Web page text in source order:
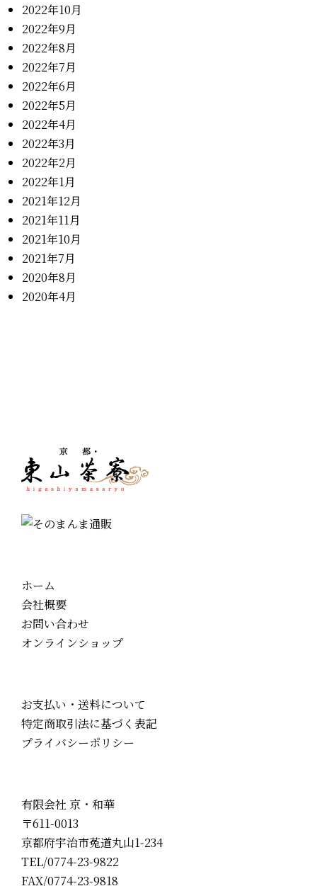
2022年10月
2022年9月
2022年8月
2022年7月
2022年6月
2022年5月
2022年4月
2022年3月
2022年2月
2022年1月
2021年12月
2021年11月
2021年10月
2021年7月
2020年8月
2020年4月
ホーム
会社概要
お問い合わせ
オンラインショップ
お支払い・送料について
特定商取引法に基づく表記
プライバシーポリシー
有限会社 京・和華
〒611-0013
京都府宇治市菟道丸山1-234
TEL/0774-23-9822
FAX/0774-23-9818